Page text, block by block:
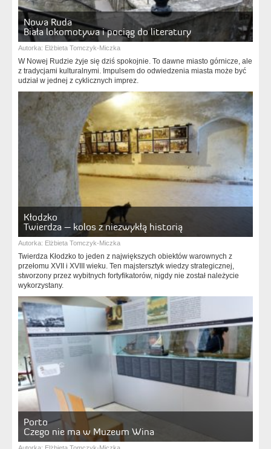
Nowa Ruda
Biała lokomotywa i pociąg do literatury
Autorka: Elżbieta Tomczyk-Miczka
W Nowej Rudzie żyje się dziś spokojnie. To dawne miasto górnicze, ale
z tradycjami kulturalnymi. Impulsem do odwiedzenia miasta może być
udział w jednej z cyklicznych imprez.
Kłodzko
Twierdza – kolos z niezwykłą historią
Autorka: Elżbieta Tomczyk-Miczka
Twierdza Kłodzko to jeden z największych obiektów warownych z
przełomu XVII i XVIII wieku. Ten majstersztyk wiedzy strategicznej,
stworzony przez wybitnych fortyfikatorów, nigdy nie został należycie
wykorzystany.
Porto
Czego nie ma w Muzeum Wina